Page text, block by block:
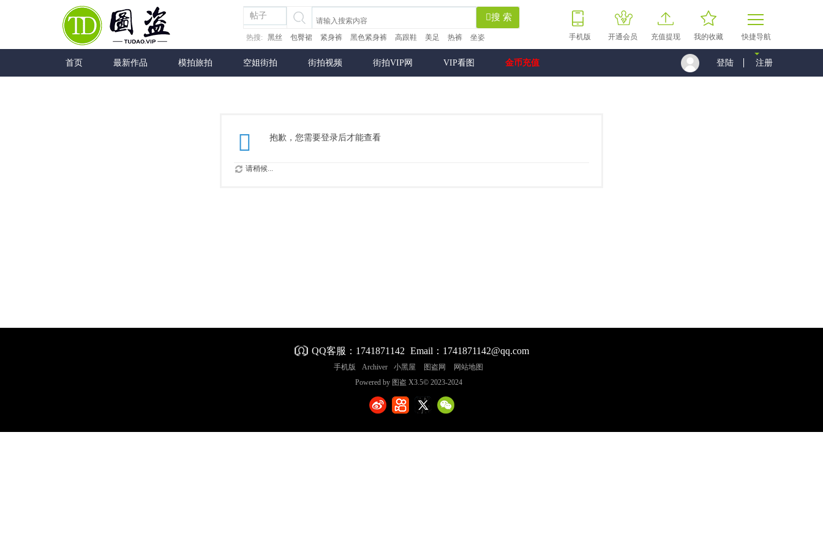
帖子 搜 索
热搜: 黑丝 包臀裙 紧身裤 黑色紧身裤 高跟鞋 美足 热裤 坐姿 快捷导航
我的收藏
充值提现
开通会员
手机版
首页 最新作品 模拍旅拍 空姐街拍 街拍视频 街拍VIP网 VIP看图 金币充值 登陆 注册
抱歉，您需要登录后才能查看
请稍候...
QQ客服： 1741871142 Email：1741871142@qq.com
手机版 Archiver 小黑屋 图盗网
网站地图
Powered by 图盗 X3.5© 2023-2024